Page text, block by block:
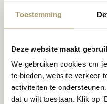
Toestemming
Deze website maakt
We gebruiken cookies om
te bieden, website verkeer
activiteiten te
dat u wilt toestaan. Klik op
Rezepte
Kunden bewerten
bewertet mit